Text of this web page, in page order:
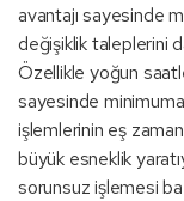
avantajı sayesinde
değişiklik taleplerini
Özellikle yoğun
sayesinde
işlemlerinin eş
büyük esneklik
sorunsuz işlemesi